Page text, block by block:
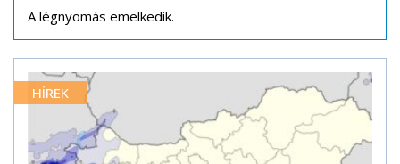
A légnyomás emelkedik.
HÍREK